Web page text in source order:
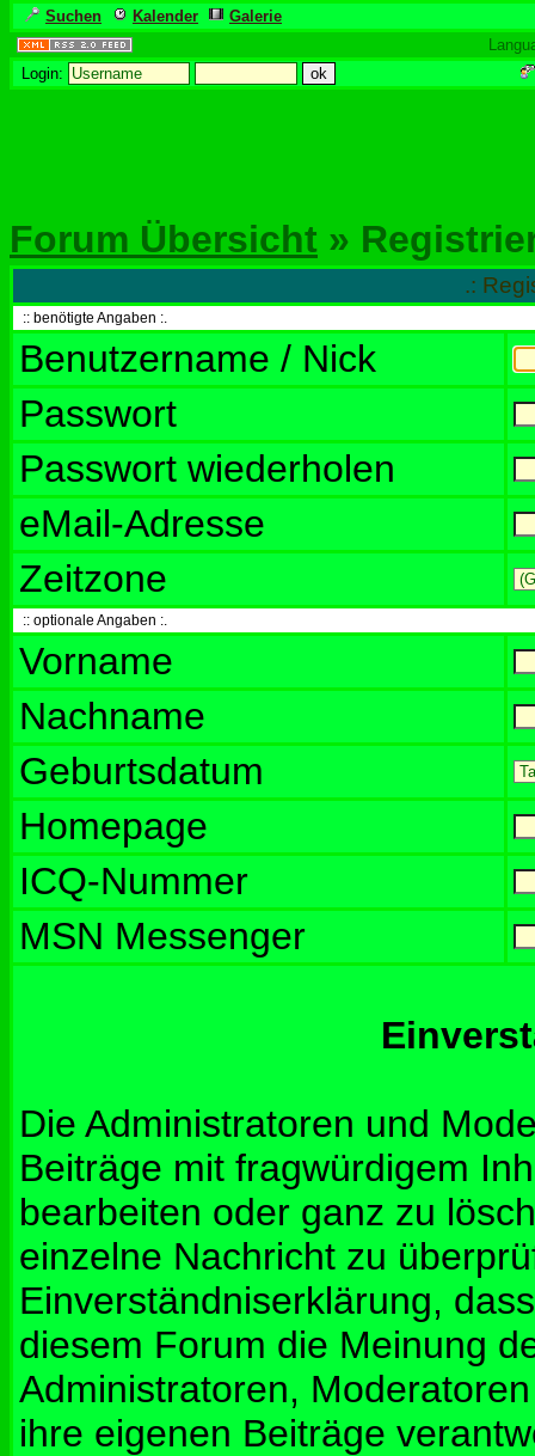
Suchen Kalender
Galerie
Login:
Forum Übersicht »
.:
:: benötigte Angaben :.
Benutzername / Nick
Passwort
Passwort wiederholen
eMail-Adresse
Zeitzone
:: optionale Angaben :.
Vorname
Nachname
Geburtsdatum
Homepage
ICQ-Nummer
MSN Messenger
Die Administratoren und
Beiträge mit fragwürdigem
bearbeiten oder ganz zu
einzelne Nachricht zu
Einverständniserklärung,
diesem Forum die Meinung
Administratoren,
ihre eigenen Beiträge